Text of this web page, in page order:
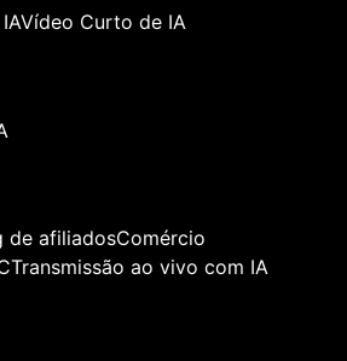
Vídeo Curto de IA
de afiliadosComércio
Transmissão ao vivo com IA